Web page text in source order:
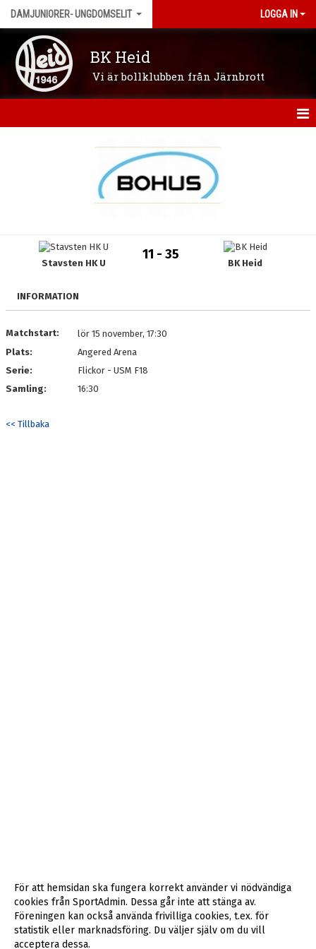
DAMJUNIORER- UNGDOMSELIT LOGGA IN
BK Heid
Vi är bollklubben från Järnbrott
TRUPPEN
BILDGALLERI
KONTAKT
Stavsten HK U
11 - 35
BK Heid
INFORMATION
Matchstart:
lör 15 november, 17:30
Plats:
Angered Arena
Serie:
Flickor - USM F18
Samling:
16:30
<< Tillbaka
För att hemsidan ska fungera korrekt använder vi nödvändiga
cookies från SportAdmin. Dessa går inte att stänga av.
Föreningen kan också använda frivilliga cookies, t.ex. för
statistik eller marknadsföring. Du väljer själv om du vill
acceptera dessa.